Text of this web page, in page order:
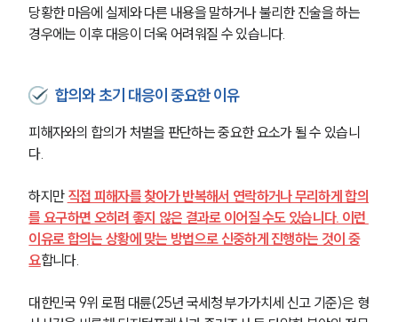
당황한 마음에 실제와 다른 내용을 말하거나 불리한 진술을 하는
경우에는 이후 대응이 더욱 어려워질 수 있습니다.
합의와 초기 대응이 중요한 이유
피해자와의 합의가 처벌을 판단하는 중요한 요소가 될 수 있습니
다.
하지만 직접 피해자를 찾아가 반복해서 연락하거나 무리하게 합의
를 요구하면 오히려 좋지 않은 결과로 이어질 수도 있습니다. 이런
이유로 합의는 상황에 맞는 방법으로 신중하게 진행하는 것이 중
요합니다.
대한민국 9위 로펌 대륜(25년 국세청 부가가치세 신고 기준)은 형